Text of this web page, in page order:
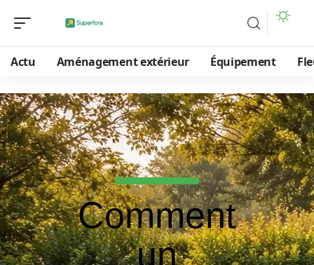
Actu Aménagement extérieur Équipement
Comment
un